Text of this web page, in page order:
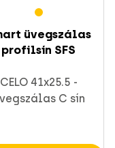
üvegszálas
profilsín SFS
CELO 41x25.5 -
C sín